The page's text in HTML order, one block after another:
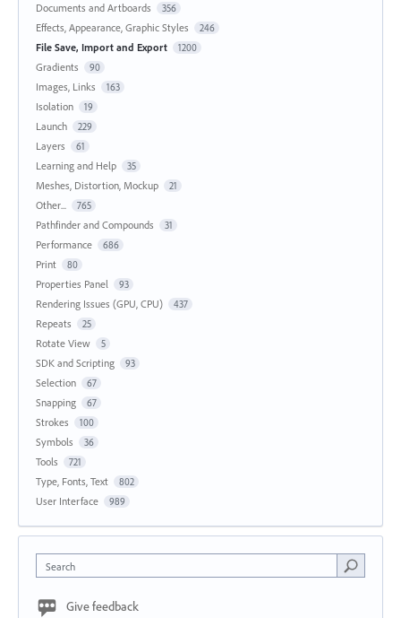
Documents and Artboards 356
Effects, Appearance, Graphic Styles 246
File Save, Import and Export 1200
Gradients 90
Images, Links 163
Isolation 19
Launch 229
Layers 61
Learning and Help 35
Meshes, Distortion, Mockup 21
Other... 765
Pathfinder and Compounds 31
Performance 686
Print 80
Properties Panel 93
Rendering Issues (GPU, CPU) 437
Repeats 25
Rotate View 5
SDK and Scripting 93
Selection 67
Snapping 67
Strokes 100
Symbols 36
Tools 721
Type, Fonts, Text 802
User Interface 989
Search
Give feedback